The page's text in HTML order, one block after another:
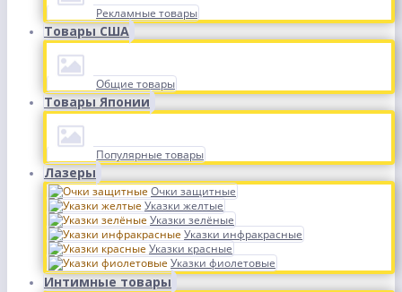
Рекламные товары
Товары США
Общие товары
Товары Японии
Популярные товары
Лазеры
Очки защитные
Указки желтые
Указки зелёные
Указки инфракрасные
Указки красные
Указки фиолетовые
Интимные товары